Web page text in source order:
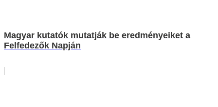
Magyar kutatók mutatják be eredményeiket a
Felfedezők Napján